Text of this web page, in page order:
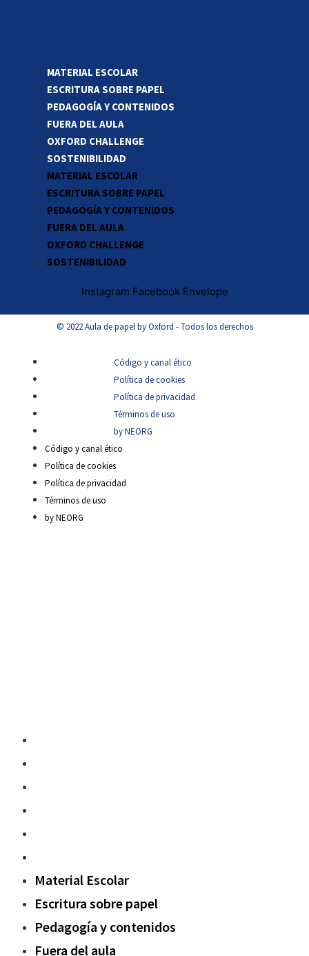
MATERIAL ESCOLAR
ESCRITURA SOBRE PAPEL
PEDAGOGÍA Y CONTENIDOS
FUERA DEL AULA
OXFORD CHALLENGE
SOSTENIBILIDAD
MATERIAL ESCOLAR
ESCRITURA SOBRE PAPEL
PEDAGOGÍA Y CONTENIDOS
FUERA DEL AULA
OXFORD CHALLENGE
SOSTENIBILIDAD
Instagram Facebook Envelope
© 2022 Aula de papel by Oxford - Todos los derechos
Código y canal ético
Política de cookies
Política de privacidad
Términos de uso
by NEORG
Código y canal ético
Política de cookies
Política de privacidad
Términos de uso
by NEORG
Material Escolar
Escritura sobre papel
Pedagogía y contenidos
Fuera del aula